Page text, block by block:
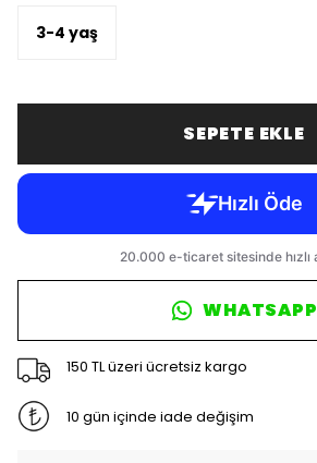
3-4 yaş
SEPETE EKLE
WHATSAPP
150 TL üzeri ücretsiz kargo
10 gün içinde iade değişim